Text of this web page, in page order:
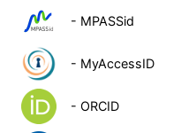
- MPASSid
- MyAccessID
- ORCID